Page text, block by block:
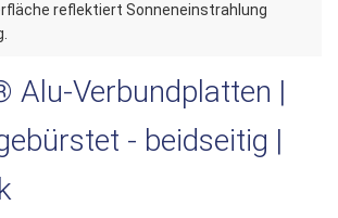
reflektiert Sonneneinstrahlung
Alu-Verbundplatten |
- beidseitig |